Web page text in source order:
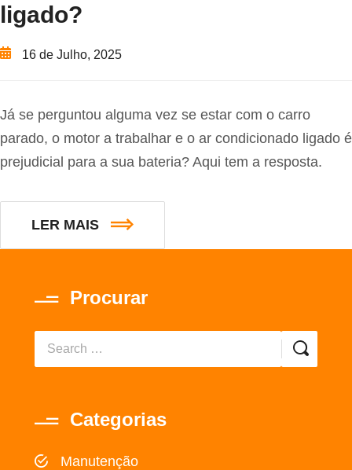
ligado?
16 de Julho, 2025
Já se perguntou alguma vez se estar com o carro
parado, o motor a trabalhar e o ar condicionado ligado é
prejudicial para a sua bateria? Aqui tem a resposta.
LER MAIS
Procurar
Categorias
Manutenção